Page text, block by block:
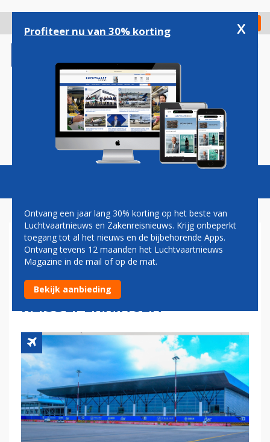
gaan
Check in
Magazine Podcasts Vacatures
KLM SCHRAPT VLUCHTEN
NAAR OEGANDA DOOR
EBOLA-GERELATEERDE
REISBEPERKINGEN
Profiteer nu van 30% korting x
Ontvang een jaar lang 30% korting op het beste van
Luchtvaartnieuws en Zakenreisnieuws. Krijg onbeperkt
toegang tot al het nieuws en de bijbehorende Apps.
Ontvang tevens 12 maanden het Luchtvaartnieuws
Magazine in de mail of op de mat.
Bekijk aanbieding